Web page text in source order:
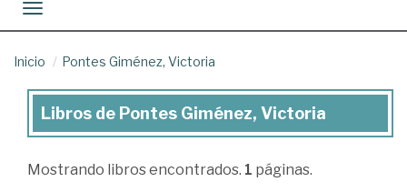
Toggle navigation
Inicio Pontes Giménez, Victoria
Libros
Pontes
Libros de Pontes Giménez, Victoria
Mostrando libros encontrados. 1 páginas.